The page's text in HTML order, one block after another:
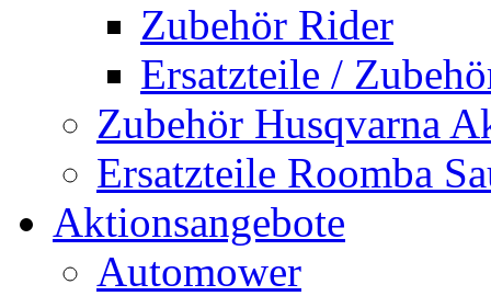
Zubehör Rider
Ersatzteile /
Zubehör Husqvarna
Ersatzteile Roomba
Aktionsangebote
Automower